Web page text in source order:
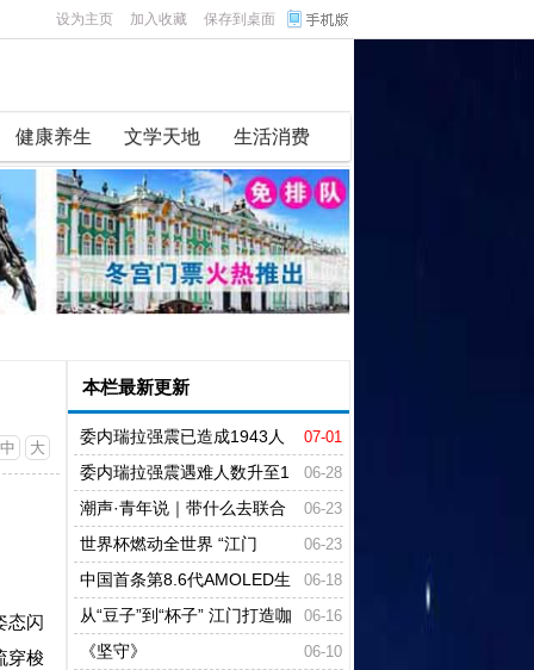
设为主页 加入收藏 保存到桌面
健康养生 文学天地 生活消费
中 大
态闪
穿梭
本栏最新更新
07-01
委内瑞拉强震已造成1943人
遇难
06-28
委内瑞拉强震遇难人数升至1
430人
06-23
潮声·青年说｜带什么去联合
国
06-23
世界杯燃动全世界 “江门
造”闪耀美加墨
06-18
中国首条第8.6代AMOLED生
产线在成都高新区量产
06-16
从“豆子”到“杯子” 江门打造咖
啡产业全链条体系
06-10
《坚守》